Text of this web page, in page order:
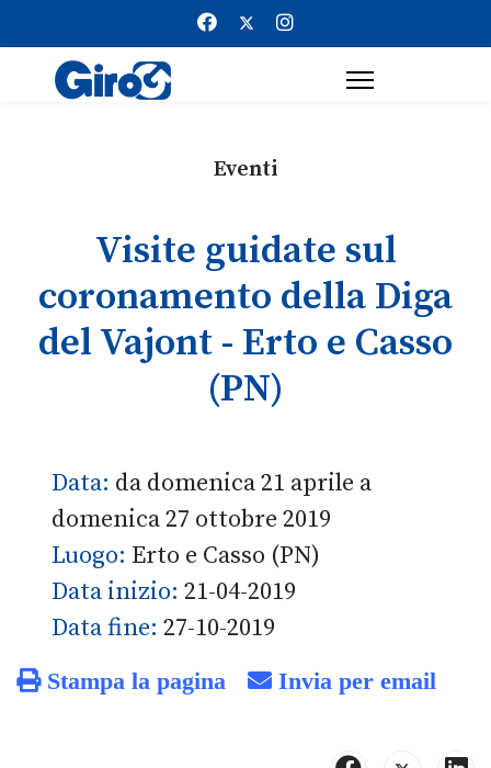
Eventi
Visite guidate sul
coronamento della Diga
del Vajont - Erto e Casso
(PN)
Data: da domenica 21 aprile a
domenica 27 ottobre 2019
Luogo: Erto e Casso (PN)
Data inizio: 21-04-2019
Data fine: 27-10-2019
Stampa la pagina Invia per email